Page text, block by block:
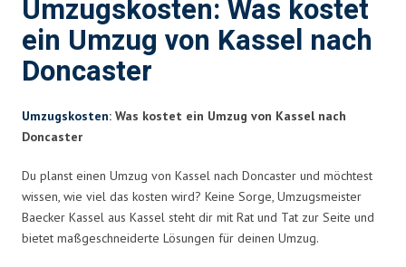
Umzugskosten: Was kostet
ein Umzug von Kassel nach
Doncaster
Umzugskosten: Was kostet ein Umzug von Kassel nach
Doncaster
Du planst einen Umzug von Kassel nach Doncaster und möchtest
wissen, wie viel das kosten wird? Keine Sorge, Umzugsmeister
Baecker Kassel aus Kassel steht dir mit Rat und Tat zur Seite und
bietet maßgeschneiderte Lösungen für deinen Umzug.